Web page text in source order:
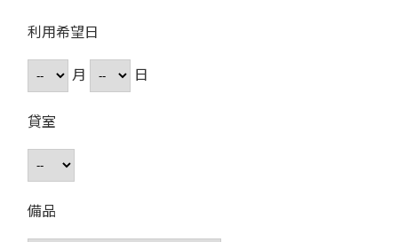
利用希望日
月
日
貸室
備品